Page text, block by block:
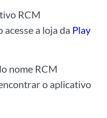
RCM
a loja da Play
nome RCM
o aplicativo